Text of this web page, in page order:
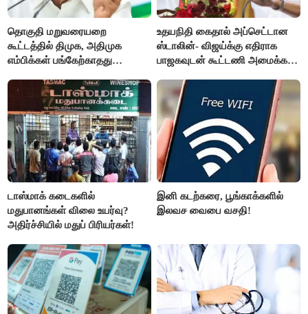
தொகுதி மறுவரையறை
கூட்டத்தில் திமுக, அதிமுக
எம்பிக்கள் பங்கேற்காதது
உதயநிதி கைதால் அப்செட்டான
ஸ்டாலின்- விஜய்க்கு எதிராக
பாஜகவுடன் கூட்டணி அமைக்க
டாஸ்மாக் கடைகளில்
மதுபானங்கள் விலை உயர்வு?
அதிர்ச்சியில் மதுப் பிரியர்கள்!
இனி கடற்கரை, பூங்காக்களில்
இலவச வைபை வசதி!